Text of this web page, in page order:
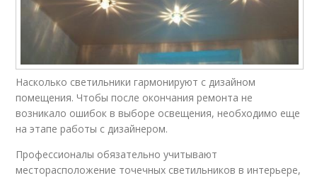
Насколько светильники гармонируют с дизайном
помещения. Чтобы после окончания ремонта не
возникало ошибок в выборе освещения, необходимо еще
на этапе работы с дизайнером.
Профессионалы обязательно учитывают
месторасположение точечных светильников в интерьере,